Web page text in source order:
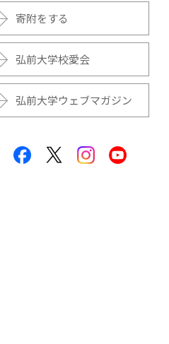
寄附をする
弘前大学校愛会
弘前大学ウェブマガジン